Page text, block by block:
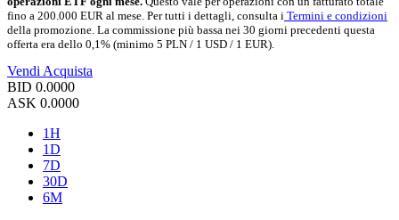
fino a 200.000 EUR al mese. Per tutti i dettagli, consulta i Termini e condizioni
della promozione. La commissione più bassa nei 30 giorni precedenti questa
offerta era dello 0,1% (minimo 5 PLN / 1 USD / 1 EUR).
Vendi Acquista
BID 0.0000
ASK 0.0000
1H
1D
7D
30D
6M